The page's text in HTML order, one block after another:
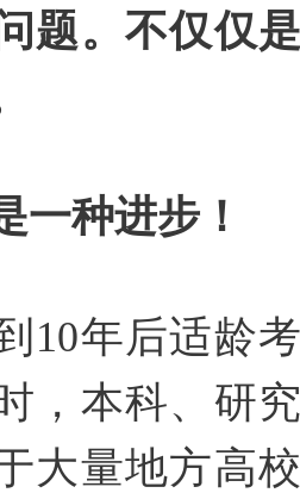
题。不仅仅
一种进步！
年后适龄考
，本科、研
大量地方高